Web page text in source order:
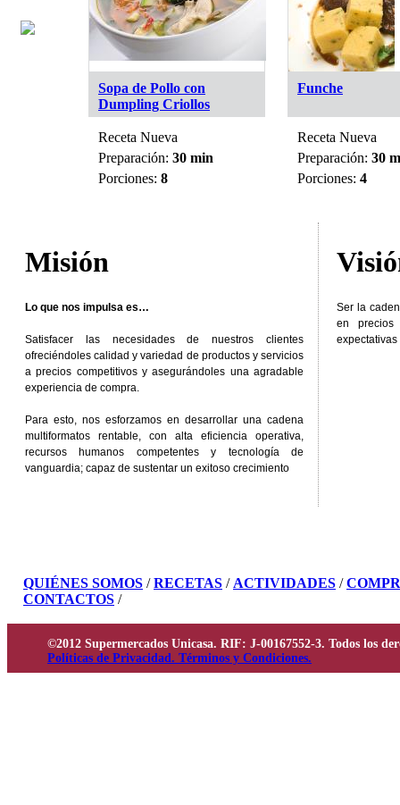
Sopa de Pollo con
Dumpling Criollos
Receta Nueva
Preparación: 30 min
Porciones: 8
Funche
Receta Nueva
Preparación: 30
Porciones: 4
Misión
Lo que nos impulsa es…
Satisfacer las necesidades de nuestros clientes
ofreciéndoles calidad y variedad de productos y servicios
a precios competitivos y asegurándoles una agradable
experiencia de compra.
Para esto, nos esforzamos en desarrollar una cadena
multiformatos rentable, con alta eficiencia operativa,
recursos humanos competentes y tecnología de
vanguardia; capaz de sustentar un exitoso crecimiento
Ser la
en
QUIÉNES SOMOS /RECETAS / ACTIVIDADES /
CONTACTOS /
©2012 Supermercados Unicasa. RIF: J-00167552-3. Todos los
Políticas de Privacidad. Términos y Condiciones.